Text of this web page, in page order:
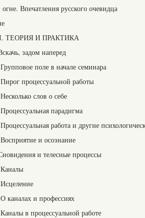
Впечатления русского очевидца
I. ТЕОРИЯ И ПРАКТИКА
задом наперед
Групповое поле в начале семинара
Пирог процессуальной работы
Несколько слов о себе
Процессуальная парадигма
Процессуальная работа и другие
Восприятие и осознание
и телесные процессы
Каналы
Исцеление
О каналах и профессиях
Каналы в процессуальной работе